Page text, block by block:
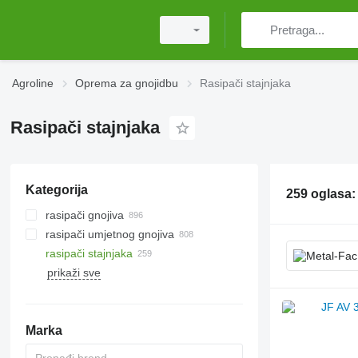
Agroline Oprema za gnojidbu Rasipači stajnjaka
Rasipači stajnjaka
Kategorija
rasipači gnojiva
nošeni rasipači
vučeni rasipači
kolica za rasipanje gnojiva
rasipači umjetnog gnojiva
rasipači stajnjaka
prikaži sve
Marka
259 oglasa: